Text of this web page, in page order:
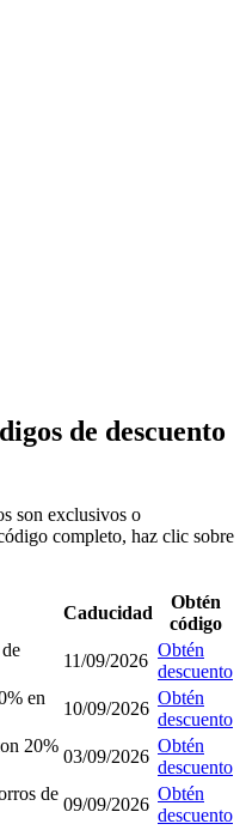
de descuento
son exclusivos o
completo, haz clic sobre
Caducidad
Obtén
código
11/09/2026
Obtén
descuento
en
10/09/2026
Obtén
descuento
20%
03/09/2026
Obtén
descuento
de
09/09/2026
Obtén
descuento